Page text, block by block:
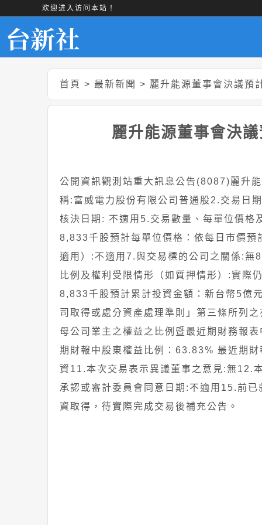
欢迎进入访问本站！
首頁 > 最新新聞 > 麗升能源董事會決議預
麗升能源董事會決
公開資訊觀測站重大訊息公告(8087)麗升
稱:富威電力股份有限公司普通股2.交易
核決日期: 不適用5.交易數量、每單位價
8,833千股預計每單位價格：依每日市價
適用）:不適用7.與交易標的公司之關係:無
比例及權利受限情形（如質押情形）:實
8,833千股預計累計投資金額：新台幣5億
司取得或處分資產處理準則」第三條所列
母公司業主之權益之比例暨最近期財務報
期財報中股東權益比例：63.83% 最近期
資11.本次交易表示異議董事之意見:無12.
承認或審計委員會同意日期:不適用15.前
資取得，待實際完成交易後補充公告。